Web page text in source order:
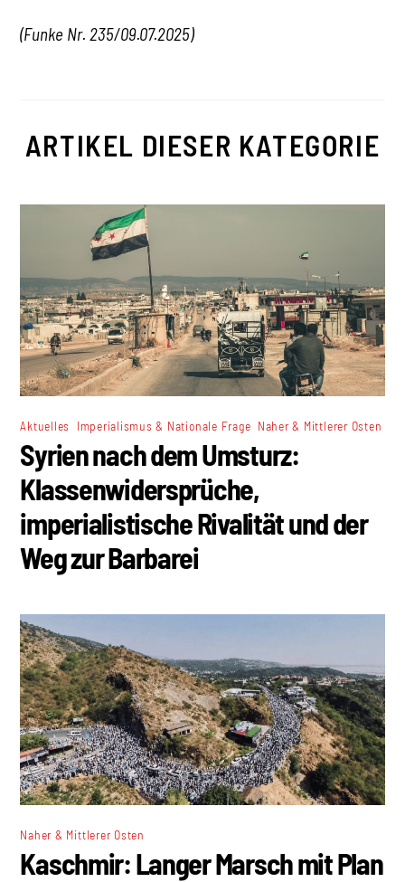
(Funke Nr. 235/09.07.2025)
ARTIKEL DIESER KATEGORIE
Aktuelles Imperialismus & Nationale Frage Naher & Mittlerer Osten
Syrien nach dem Umsturz:
Klassenwidersprüche,
imperialistische Rivalität und der
Weg zur Barbarei
Naher & Mittlerer Osten
Kaschmir: Langer Marsch mit Plan